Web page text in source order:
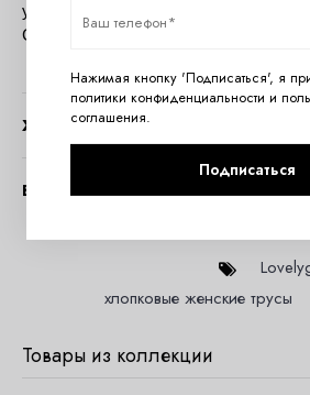
узким бочком. Ластовица хлопковая.
Состав: 90
% хлопок, 10% эластан
Характеристики
Вопросы и отзывы (0)
хлопковые женские трусы
Товары из коллекции
Нажимая кнопку 'Подписаться', я
политики конфиденциальности и
соглашения.
Подписаться